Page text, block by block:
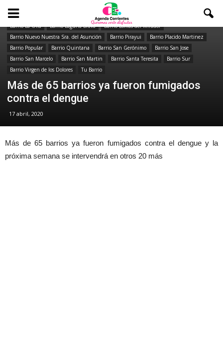
Barrio 3 de Abril Barrio Canal 13
Barrio La Olla
Barrio Laguna Brava
Barrio Lomas del Mirador
Barrio Nuevo Nuestra Sra. del Asunción
Barrio Pirayui
Barrio Placido Martinez
Barrio Popular
Barrio Quintana Barrio San Gerónimo
Barrio San Jose
Barrio San Marcelo
Barrio San Martin Barrio Santa Teresita
Barrio Sur
Barrio Virgen de los Dolores
Tu Barrio
Más de 65 barrios ya fueron fumigados
contra el dengue
17 abril, 2020
Más de 65 barrios ya fueron fumigados contra el dengue y la
próxima semana se intervendrá en otros 20 más